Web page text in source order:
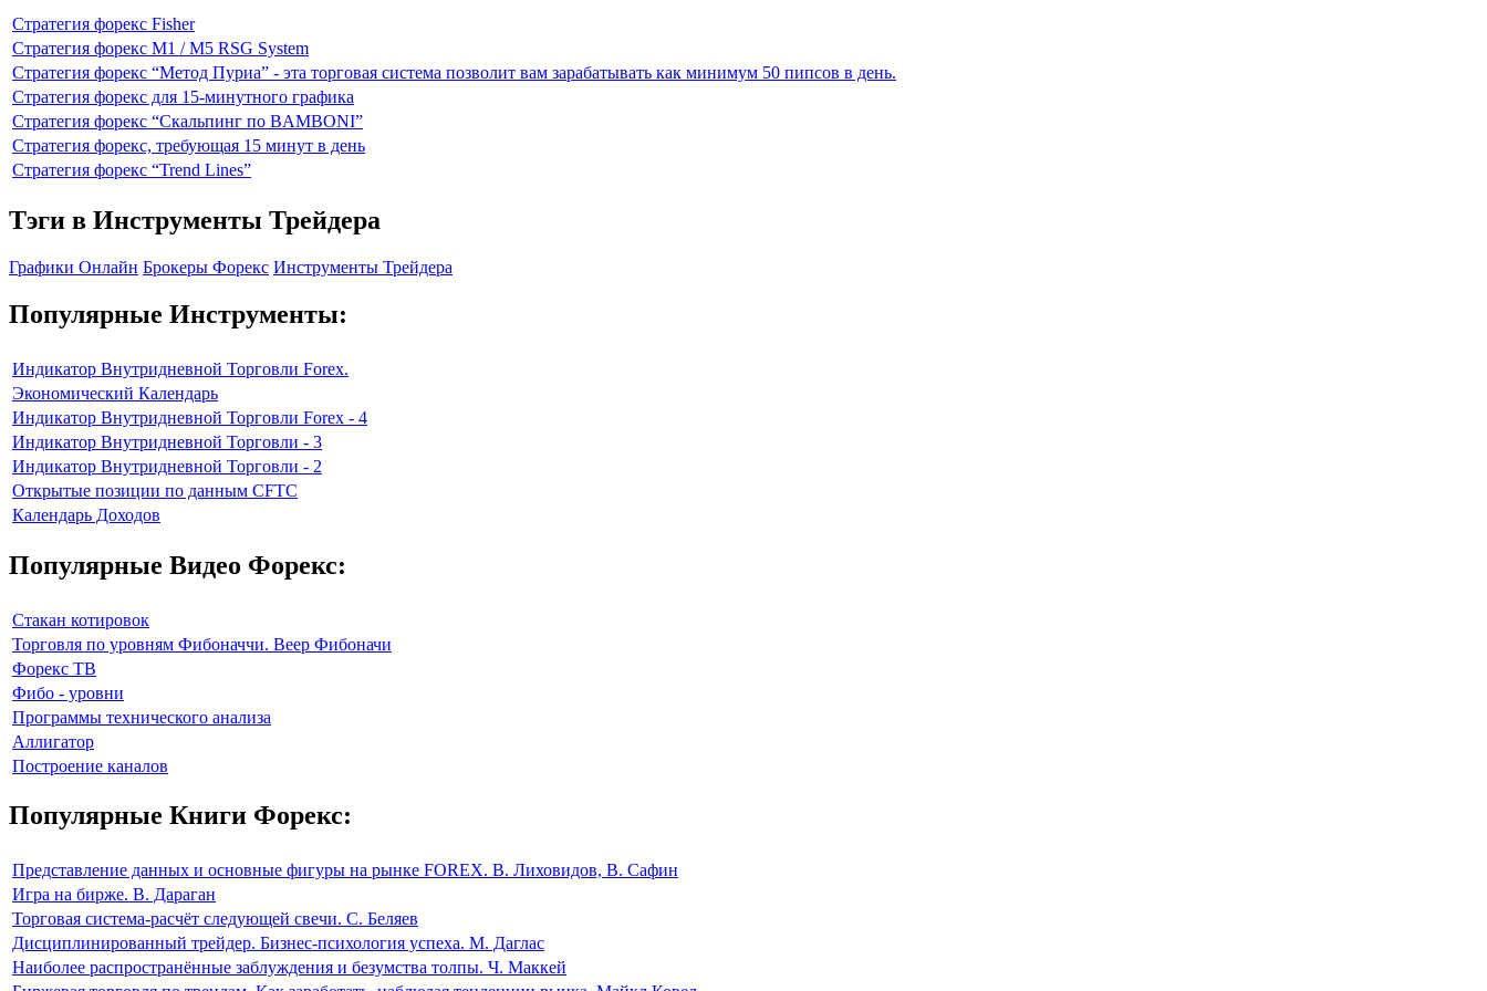
Стратегия форекс Fisher
Стратегия форекс M1 / M5 RSG System
Стратегия форекс “Метод Пуриа” - эта торговая система позволит вам зарабатывать как минимум 50 пипсов в день.
Стратегия форекс для 15-минутного графика
Стратегия форекс “Скальпинг по BAMBONI”
Стратегия форекс, требующая 15 минут в день
Стратегия форекс “Trend Lines”
Тэги в Инструменты Трейдера
Графики Онлайн Брокеры Форекс Инструменты Трейдера
Популярные Инструменты:
Индикатор Внутридневной Торговли Forex.
Экономический Календарь
Индикатор Внутридневной Торговли Forex - 4
Индикатор Внутридневной Торговли - 3
Индикатор Внутридневной Торговли - 2
Открытые позиции по данным CFTC
Календарь Доходов
Популярные Видео Форекс:
Стакан котировок
Торговля по уровням Фибоначчи. Веер Фибоначи
Форекс ТВ
Фибо - уровни
Программы технического анализа
Аллигатор
Построение каналов
Популярные Книги Форекс:
Представление данных и основные фигуры на рынке FOREX. В. Лиховидов, В. Сафин
Игра на бирже. В. Дараган
Торговая система-расчёт следующей свечи. С. Беляев
Дисциплинированный трейдер. Бизнес-психология успеха. М. Даглас
Наиболее распространённые заблуждения и безумства толпы. Ч. Маккей